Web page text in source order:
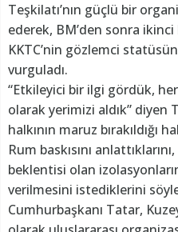
Teşkilatı’nın güçlü bir
ederek, BM’den sonra
KKTC’nin gözlemci
vurguladı.
“Etkileyici bir ilgi gördük,
olarak yerimizi aldık” diyen
halkının maruz bırakıldığı
Rum baskısını
beklentisi olan
verilmesini istediklerini
Cumhurbaşkanı Tatar,